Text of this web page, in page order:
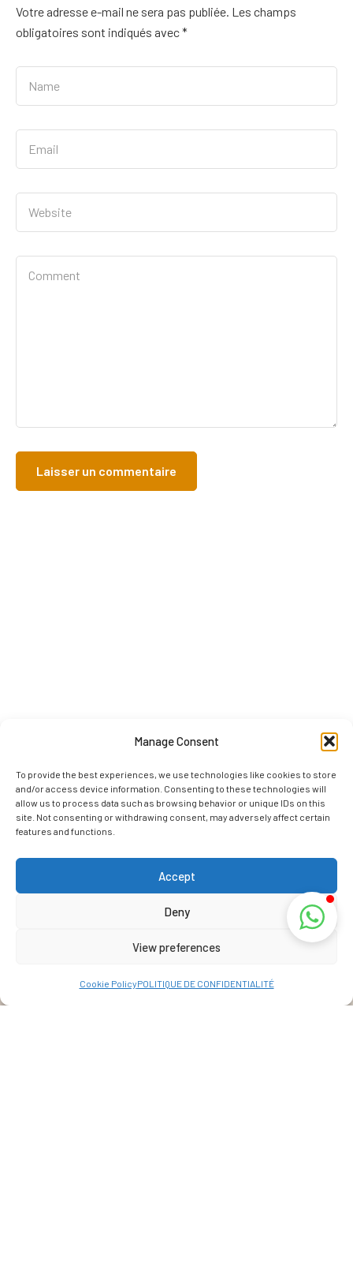
Manage Consent
To provide the best experiences, we use technologies like cookies to store
and/or access device information. Consenting to these technologies will
allow us to process data such as browsing behavior or unique IDs on this
site. Not consenting or withdrawing consent, may adversely affect certain
features and functions.
Accept
Deny
View preferences
Cookie PolicyPOLITIQUE DE CONFIDENTIALITÉ
Votre adresse e-mail ne sera pas publiée. Les champs
obligatoires sont indiqués avec*